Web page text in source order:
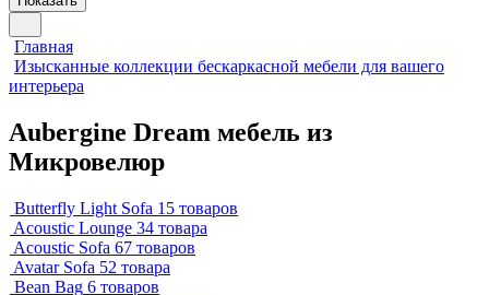
Главная
Изысканные коллекции бескаркасной мебели для вашего
интерьера
Aubergine Dream мебель из
Микровелюр
Butterfly Light Sofa 15 товаров
Acoustic Lounge 34 товара
Acoustic Sofa 67 товаров
Avatar Sofa 52 товара
Bean Bag 6 товаров